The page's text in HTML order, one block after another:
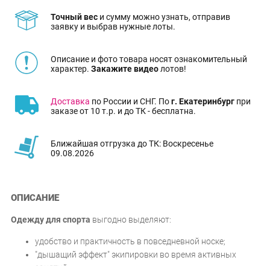
Точный вес и сумму можно узнать, отправив
заявку и выбрав нужные лоты.
Описание и фото товара носят ознакомительный
характер. Закажите видеолотов!
Доставка по России и СНГ. Пог. Екатеринбург при
заказе от 10 т.р. и до ТК - бесплатна.
Ближайшая отгрузка до ТК: Воскресенье
09.08.2026
ОПИСАНИЕ
Одежду для спорта выгодно выделяют:
удобство и практичность в повседневной носке;
"дышащий эффект" экипировки во время активных